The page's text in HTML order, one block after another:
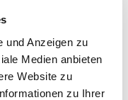
und Anzeigen zu
Medien anbieten
Website zu
zu Ihrer